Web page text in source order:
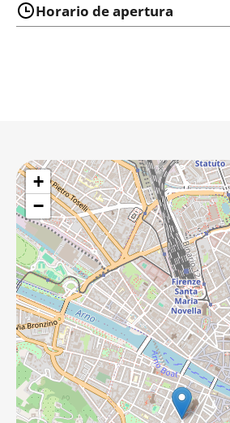
Horario de apertura
+
−